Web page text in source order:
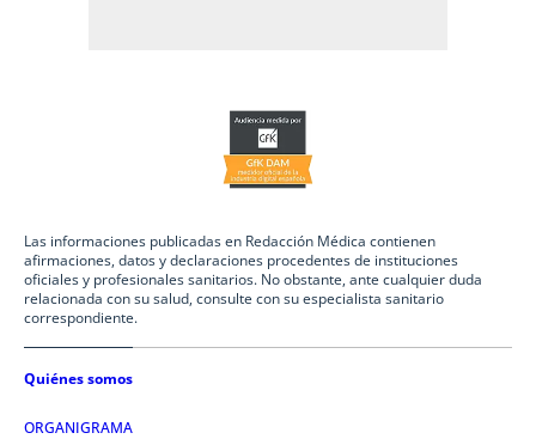
Las informaciones publicadas en Redacción Médica contienen
afirmaciones, datos y declaraciones procedentes de instituciones
oficiales y profesionales sanitarios. No obstante, ante cualquier duda
relacionada con su salud, consulte con su especialista sanitario
correspondiente.
Quiénes somos
ORGANIGRAMA